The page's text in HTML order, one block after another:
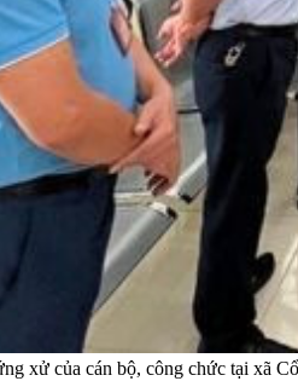
xử của cán bộ, công chức tại xã